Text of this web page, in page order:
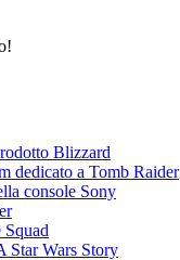
Blizzard
dedicato a Tomb Raider
console Sony
Star Wars Story